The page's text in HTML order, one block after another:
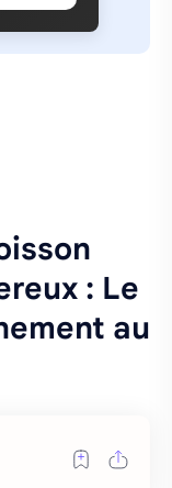
: Le
au